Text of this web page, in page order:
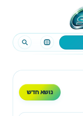
נושא חדש